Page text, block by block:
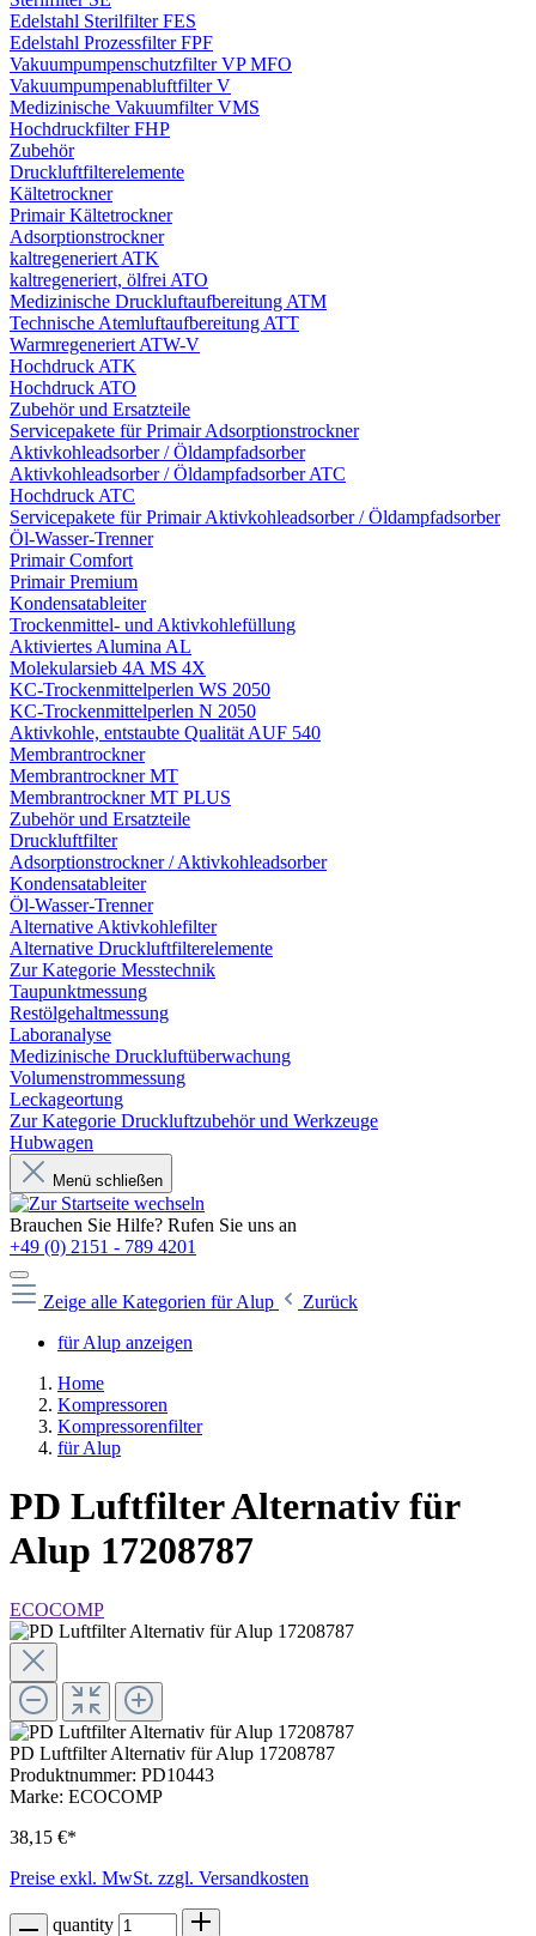
Edelstahl Sterilfilter FES
Edelstahl Prozessfilter FPF
Vakuumpumpenschutzfilter VP MFO
Vakuumpumpenabluftfilter V
Medizinische Vakuumfilter VMS
Hochdruckfilter FHP
Zubehör
Druckluftfilterelemente
Kältetrockner
Primair Kältetrockner
Adsorptionstrockner
kaltregeneriert ATK
kaltregeneriert, ölfrei ATO
Medizinische Druckluftaufbereitung ATM
Technische Atemluftaufbereitung ATT
Warmregeneriert ATW-V
Hochdruck ATK
Hochdruck ATO
Zubehör und Ersatzteile
Servicepakete für Primair Adsorptionstrockner
Aktivkohleadsorber / Öldampfadsorber
Aktivkohleadsorber / Öldampfadsorber ATC
Hochdruck ATC
Servicepakete für Primair Aktivkohleadsorber / Öldampfadsorber
Öl-Wasser-Trenner
Primair Comfort
Primair Premium
Kondensatableiter
Trockenmittel- und Aktivkohlefüllung
Aktiviertes Alumina AL
Molekularsieb 4A MS 4X
KC-Trockenmittelperlen WS 2050
KC-Trockenmittelperlen N 2050
Aktivkohle, entstaubte Qualität AUF 540
Membrantrockner
Membrantrockner MT
Membrantrockner MT PLUS
Zubehör und Ersatzteile
Druckluftfilter
Adsorptionstrockner / Aktivkohleadsorber
Kondensatableiter
Öl-Wasser-Trenner
Alternative Aktivkohlefilter
Alternative Druckluftfilterelemente
Zur Kategorie Messtechnik
Taupunktmessung
Restölgehaltmessung
Laboranalyse
Medizinische Druckluftüberwachung
Volumenstrommessung
Leckageortung
Zur Kategorie Druckluftzubehör und Werkzeuge
Hubwagen
Menü schließen
Brauchen Sie Hilfe? Rufen Sie uns an
+49 (0) 2151 - 789 4201
Zeige alle Kategorien für Alup
Zurück
für Alup anzeigen
Home
Kompressoren
Kompressorenfilter
für Alup
PD Luftfilter Alternativ für
Alup 17208787
ECOCOMP
PD Luftfilter Alternativ für Alup 17208787
Produktnummer: PD10443
Marke: ECOCOMP
38,15 €*
Preise exkl. MwSt. zzgl. Versandkosten
quantity